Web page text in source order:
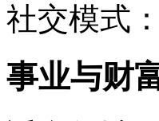
社交模式
事业与财